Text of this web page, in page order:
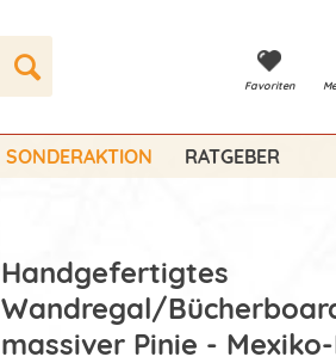
Favoriten
SONDERAKTION RATGEBER
Handgefertigtes
Wandregal/
massiver Pinie -